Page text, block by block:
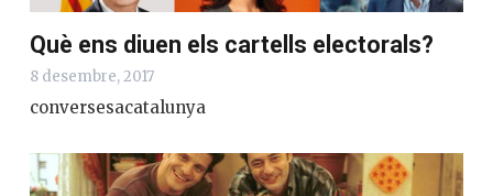
Què ens diuen els cartells electorals?
8 desembre, 2017
conversesacatalunya